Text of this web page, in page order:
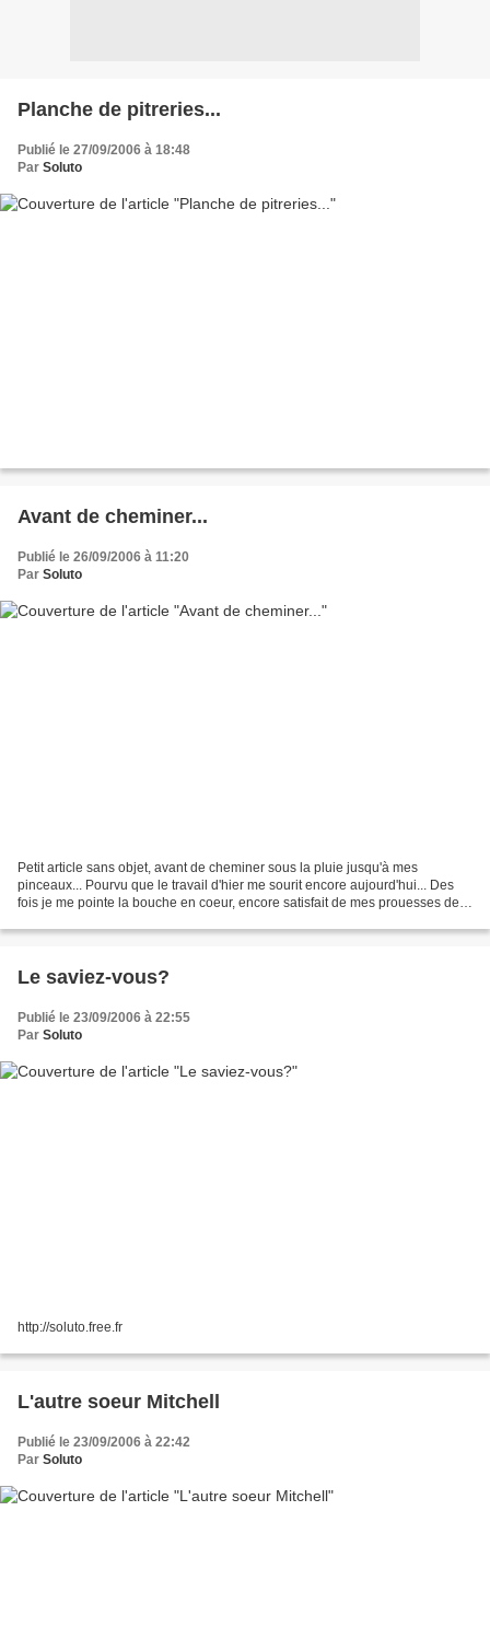
Planche de pitreries...
Publié le 27/09/2006 à 18:48
Par Soluto
Avant de cheminer...
Publié le 26/09/2006 à 11:20
Par Soluto
Petit article sans objet, avant de cheminer sous la pluie jusqu'à mes
pinceaux... Pourvu que le travail d'hier me sourit encore aujourd'hui... Des
fois je me pointe la bouche en coeur, encore satisfait de mes prouesses de
Le saviez-vous?
Publié le 23/09/2006 à 22:55
Par Soluto
http://soluto.free.fr
L'autre soeur Mitchell
Publié le 23/09/2006 à 22:42
Par Soluto